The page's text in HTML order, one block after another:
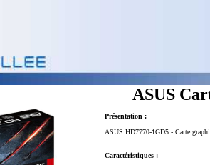
ASUS
Présentation :
ASUS HD7770-1GD5 - Carte
Caractéristiques :